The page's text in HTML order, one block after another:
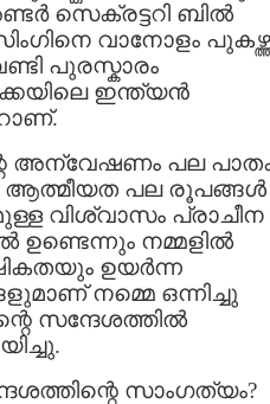
സെക്രട്ടറി ബില്‍
വാനോളം
പുരസ്കാരം
ഇന്ത്യന്‍
അന്വേഷണം പല
ആത്മീയത പല രൂപങ്ങള്‍
വിശ്വാസം പ്രാചീന
ഉണ്ടെന്നും നമ്മളില്‍
ഉയര്‍ന്ന
നമ്മെ ഒന്നിച്ചു
സന്ദേശത്തില്‍
സാംഗത്യം?